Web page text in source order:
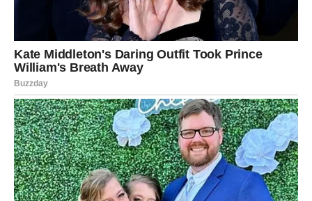
početi pretvarati u stvarnost. Poslovni uspjesi, finansijska
stabilnost, sreća u ljubavi i niz lijepih događaja obilježiće
vrijeme koje dolazi.
Zvijezde vam poručuju da vjerujete sebi, svojim odlukama
i svojim osjećajima. Ne dozvolite da vas prošla
razočaranja zaustave, jer vas očekuje razdoblje ispunjeno
uspjesima, ljubavlju i velikim zadovoljstvom.
Vrijeme velikih promjena upravo počinje, a ono što vas
očekuje moglo bi nadmašiti i vaša najljepša očekivanja.